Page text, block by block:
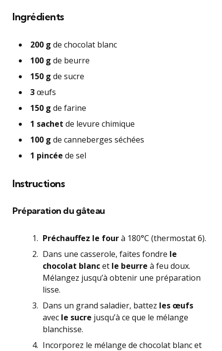
Ingrédients
200 g de chocolat blanc
100 g de beurre
150 g de sucre
3œufs
150 g de farine
1 sachet de levure chimique
100 g de canneberges séchées
1 pincée de sel
Instructions
Préparation du gâteau
Préchauffez le fourà 180°C (thermostat 6).
Dans une casserole, faites fondre le
chocolat blancet le beurre à feu doux.
Mélangez jusqu’à obtenir une préparation
lisse.
Dans un grand saladier, battez les œufs
avec le sucre jusqu’à ce que le mélange
blanchisse.
Incorporez le mélange de chocolat blanc et